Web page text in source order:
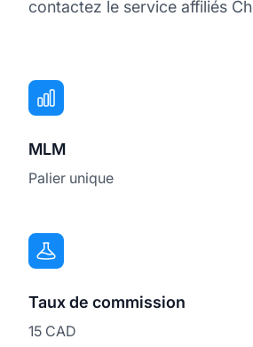
contactez le service affiliés
MLM
Palier unique
Taux de commission
15 CAD